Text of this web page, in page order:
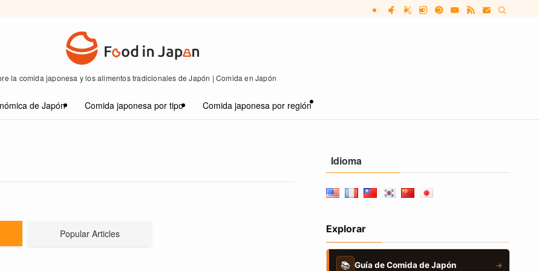
la comida japonesa y los alimentos tradicionales de Japón | Comida en Japón
de Japón Comida japonesa por tipo Comida japonesa por región
Popular Articles
Idioma
Explorar
📚 Guía de Comida de Japón →